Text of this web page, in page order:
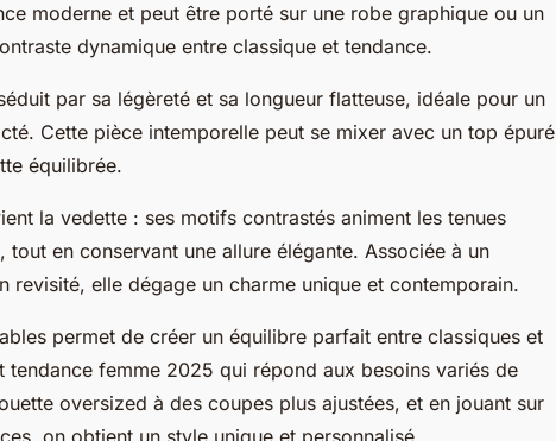
moderne et peut être porté sur une robe graphique ou un
dynamique entre classique et tendance.
par sa légèreté et sa longueur flatteuse, idéale pour un
Cette pièce intemporelle peut se mixer avec un top épuré
équilibrée.
la vedette : ses motifs contrastés animent les tenues
tout en conservant une allure élégante. Associée à un
revisité, elle dégage un charme unique et contemporain.
permet de créer un équilibre parfait entre classiques et
tendance femme 2025 qui répond aux besoins variés de
oversized à des coupes plus ajustées, et en jouant sur